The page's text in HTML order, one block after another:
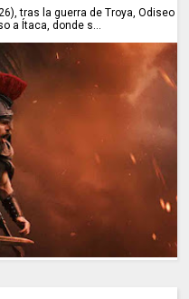
tras la guerra de Troya, Odiseo
a Ítaca, donde s...